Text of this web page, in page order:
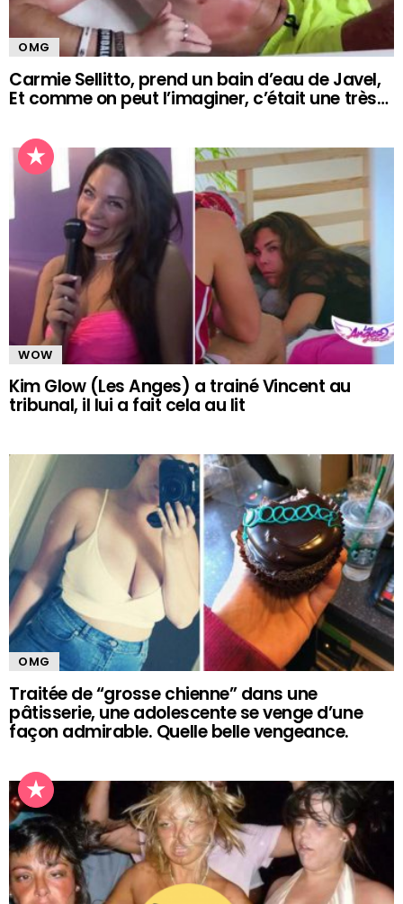
OMG
Carmie Sellitto, prend un bain d’eau de Javel,
Et comme on peut l’imaginer, c’était une très…
WOW
Kim Glow (Les Anges) a trainé Vincent au
tribunal, il lui a fait cela au lit
OMG
Traitée de “grosse chienne” dans une
pâtisserie, une adolescente se venge d’une
façon admirable. Quelle belle vengeance.